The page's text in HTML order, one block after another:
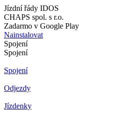
Jízdní řády IDOS
CHAPS spol. s r.o.
Zadarmo v Google Play
Nainstalovat
Spojení
Spojení
Spojení
Odjezdy
Jízdenky